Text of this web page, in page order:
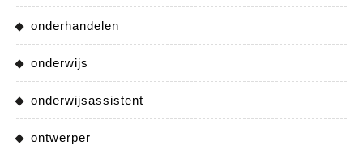
onderhandelen
onderwijs
onderwijsassistent
ontwerper